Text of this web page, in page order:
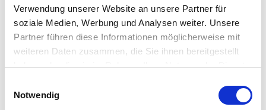
Verwendung unserer Website an unsere Partner für
soziale Medien, Werbung und Analysen weiter. Unsere
Partner führen diese Informationen möglicherweise mit
weiteren Daten zusammen, die Sie ihnen bereitgestellt
haben oder die sie im Rahmen Ihrer Nutzung der Dienste
Datenschutzerklärung
Notwendig
sowie Helligkeitsstufen wählen.
LED Kerzen sand – sicher, langlebig und
flexibel einsetzbar
ideal für Haushalte mit Kindern oder Haustieren. Gleichzeitig